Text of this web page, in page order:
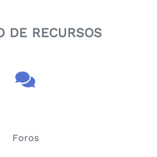
DE RECURSOS
Foros